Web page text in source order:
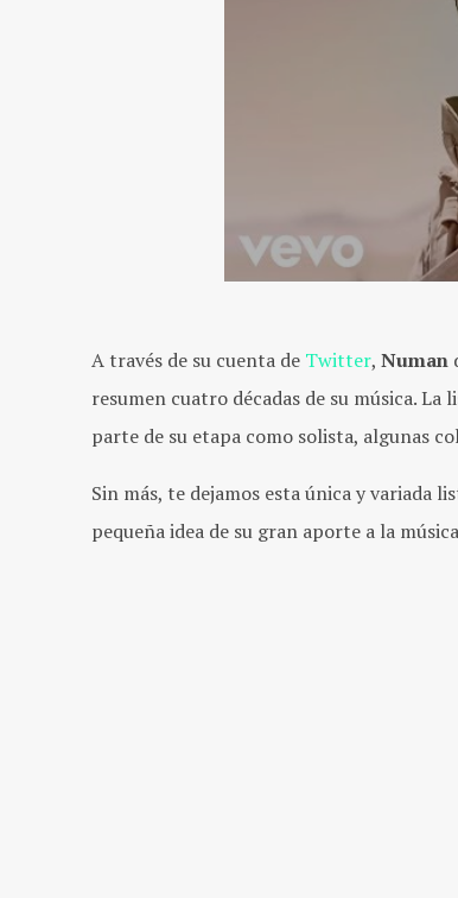
A través de su cuenta de Twitter, Numan
resumen cuatro décadas de su música. La
parte de su etapa como solista, algunas
Sin más, te dejamos esta única y variada
pequeña idea de su gran aporte a la